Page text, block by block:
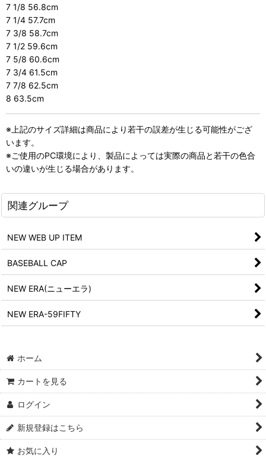
7 1/8 56.8cm
7 1/4 57.7cm
7 3/8 58.7cm
7 1/2 59.6cm
7 5/8 60.6cm
7 3/4 61.5cm
7 7/8 62.5cm
8 63.5cm
※上記のサイズ詳細は商品により若干の誤差が生じる可能性がござ
います。
※ご使用のPC環境により、製品によっては実際の商品と若干の色合
いの違いが生じる場合があります。
関連グループ
NEW WEB UP ITEM
BASEBALL CAP
NEW ERA(ニューエラ)
NEW ERA-59FIFTY
ホーム
カートを見る
ログイン
新規登録はこちら
お気に入り